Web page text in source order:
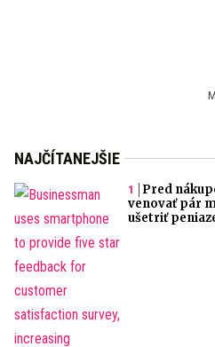
NAJČÍTANEJŠIE
Pred
venovať pár
ušetriť